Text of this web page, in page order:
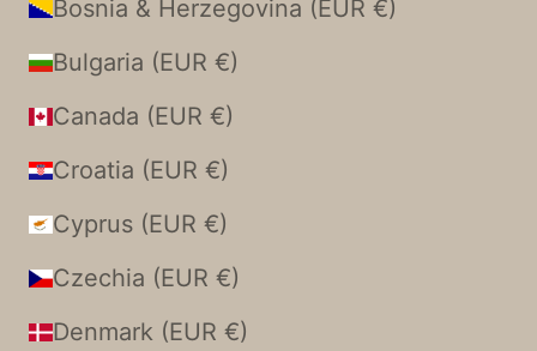
Bosnia & Herzegovina (EUR €)
Bulgaria (EUR €)
Canada (EUR €)
Croatia (EUR €)
Cyprus (EUR €)
Czechia (EUR €)
Denmark (EUR €)